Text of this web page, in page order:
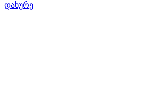
დახურე